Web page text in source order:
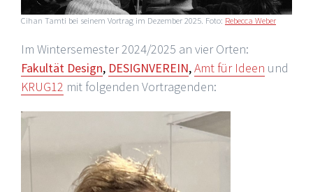
Cihan Tamti bei seinem Vortrag im Dezember 2025. Foto: Rebecca Weber
Im Wintersemester 2024/2025 an vier Orten:
Fakultät Design, DESIGNVEREIN,Amt für Ideen und
KRUG12 mit folgenden Vortragenden: